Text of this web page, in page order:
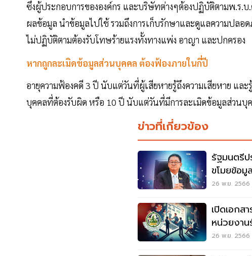
ซึ่งผู้ประกอบการขององค์กร และบริษัทต่างๆต้องปฏิบัติตามพ.ร.
ผลข้อมูล นำข้อมูลไปใช้ รวมถึงการเก็บรักษาและดูแลความปล
ไม่ปฏิบัติตามต้องรับโทษร้ายแรงทั้งทางแพ่ง อาญา และปกครอง
หากถูกละเมิดข้อมูลส่วนบุคคล ต้องฟ้องภายในกี่ปี
อายุความฟ้องคดี 3 ปี นับแต่วันที่ผู้เสียหายรู้ถึงความเสียหาย แ
บุคคลที่ต้องรับผิด หรือ 10 ปี นับแต่วันที่มีการละเมิดข้อมูลส่วนบุ
ข่าวที่เกี่ยวข้อง
รัฐมนตรีป
ขโมยข้อมู
26 พ.ย.
เปิดเอกส
หน่วยงาน
26 พ.ย. 2566